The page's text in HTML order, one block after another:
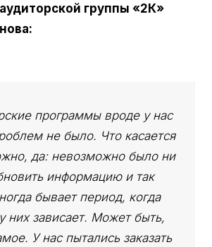
группы «2К»
программы вроде у нас
не было. Что касается
да: невозможно было ни
информацию и так
бывает период, когда
них зависает. Может быть,
У нас пытались заказать